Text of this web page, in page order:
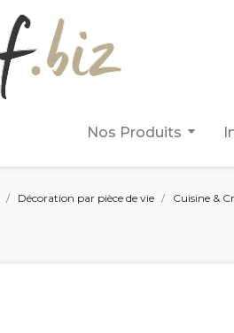
arrow_drop_down
Nos Produits
Décoration par pièce de vie Cuisine &